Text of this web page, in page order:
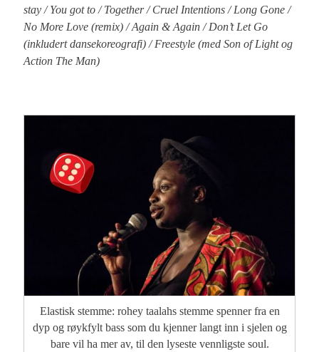
stay / You got to / Together / Cruel Intentions / Long Gone /
No More Love (remix) / Again & Again / Don’t Let Go
(inkludert dansekoreografi) / Freestyle (med Son of Light og
Action The Man)
Elastisk stemme: rohey taalahs stemme spenner fra en
dyp og røykfylt bass som du kjenner langt inn i sjelen og
bare vil ha mer av, til den lyseste vennligste soul.